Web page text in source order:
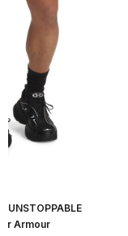
UNSTOPPABLE
Armour